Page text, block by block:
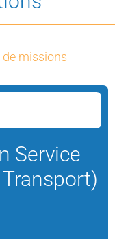
de missions
Service